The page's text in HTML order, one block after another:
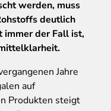
werden, muss
deutlich
immer der Fall ist,
Jahre
auf
Produkten steigt